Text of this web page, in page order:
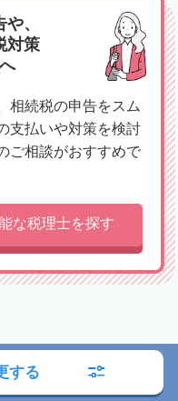
、
対策
相続税の申告をスム
支払いや対策を検討
ご相談がおすすめで
な税理士を探す
する